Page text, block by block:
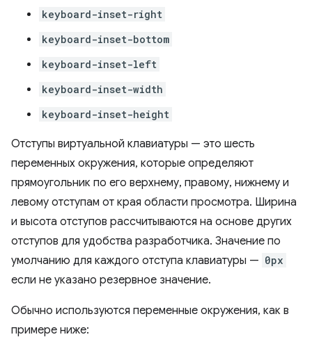
keyboard-inset-right
keyboard-inset-bottom
keyboard-inset-left
keyboard-inset-width
keyboard-inset-height
Отступы виртуальной клавиатуры — это шесть
переменных окружения, которые определяют
прямоугольник по его верхнему, правому, нижнему и
левому отступам от края области просмотра. Ширина
и высота отступов рассчитываются на основе других
отступов для удобства разработчика. Значение по
умолчанию для каждого отступа клавиатуры — 0px
если не указано резервное значение.
Обычно используются переменные окружения, как в
примере ниже: